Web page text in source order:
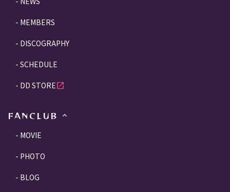
MEMBERS
DISCOGRAPHY
SCHEDULE
DD STOREopen_in_new
FANCLUB
MOVIE
PHOTO
BLOG